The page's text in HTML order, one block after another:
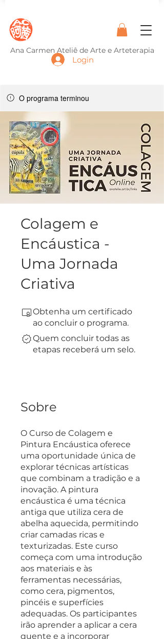
Ana Carmen Ateliê de Arte e Arteterapia
Login
O programa terminou
Colagem e
Encáustica -
Uma Jornada
Criativa
Obtenha um certificado
ao concluir o programa.
Quem concluir todas as
etapas receberá um selo.
Sobre
O Curso de Colagem e
Pintura Encáustica oferece
uma oportunidade única de
explorar técnicas artísticas
que combinam a tradição e a
inovação. A pintura
encáustica é uma técnica
antiga que utiliza cera de
abelha aquecida, permitindo
criar camadas ricas e
texturizadas. Este curso
começa com uma introdução
aos materiais e às
ferramentas necessárias,
como cera, pigmentos,
pincéis e superfícies
adequadas. Os participantes
irão aprender a aplicar a cera
quente e a incorporar